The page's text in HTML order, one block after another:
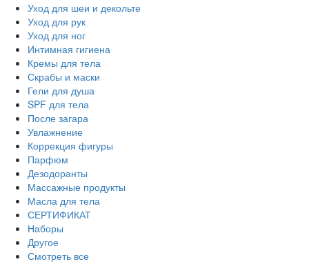
Уход для шеи и декольте
Уход для рук
Уход для ног
Интимная гигиена
Кремы для тела
Скрабы и маски
Гели для душа
SPF для тела
После загара
Увлажнение
Коррекция фигуры
Парфюм
Дезодоранты
Массажные продукты
Масла для тела
СЕРТИФИКАТ
Наборы
Другое
Смотреть все